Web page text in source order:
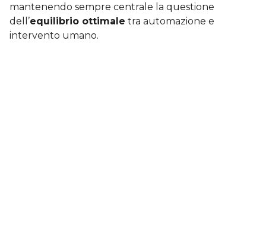
mantenendo sempre centrale la questione
dell’equilibrio ottimale tra automazione e
intervento umano.